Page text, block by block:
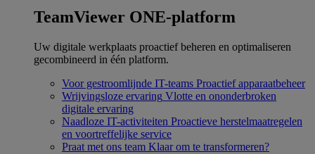
TeamViewer ONE-platform
Uw digitale werkplaats proactief beheren en optimaliseren
gecombineerd in één platform.
Voor gestroomlijnde IT-teams Proactief apparaatbeheer
Wrijvingsloze ervaring Vlotte en ononderbroken
digitale ervaring
Naadloze IT-activiteiten Proactieve herstelmaatregelen
en voortreffelijke service
Praat met ons team Klaar om te transformeren?